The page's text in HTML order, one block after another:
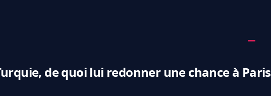
de quoi lui redonner une chance à Paris